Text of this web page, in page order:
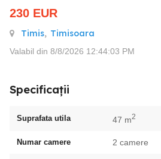
230 EUR
Timis, Timisoara
Valabil din 8/8/2026 12:44:03 PM
Specificații
Suprafata utila 47 m2
Numar camere 2 camere